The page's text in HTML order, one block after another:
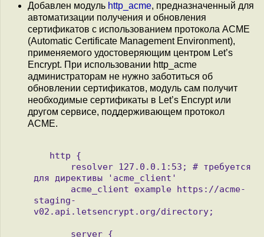
Добавлен модуль http_acme, предназначенный для
автоматизации получения и обновления
сертификатов с использованием протокола ACME
(Automatic Certificate Management Environment),
применяемого удостоверяющим центром Let’s
Encrypt. При использовании http_acme
администраторам не нужно заботиться об
обновлении сертификатов, модуль сам получит
необходимые сертификаты в Let’s Encrypt или
другом сервисе, поддерживающем протокол
ACME.
для директивы 'acme_client'
staging-
v02.api.letsencrypt.org/directory;